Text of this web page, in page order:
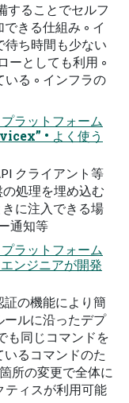
することでセルフ
きる仕組み ◦ イ
待ち時間も少ない
ーとしても利⽤ ◦
いる ◦ インフラの
ットフォーム
• よく使う
クライアント等
処理を埋め込む
に注⼊できる場
通知等
ットフォーム
ンジニアが開発
証の機能により簡
ールに沿ったデプ
も同じコマンドを
るコマンドのた
所の変更で全体に
ティスが利⽤可能